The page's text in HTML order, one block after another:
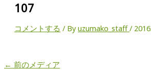
107
コメントする / Byuzumako_staff/
← 前のメディア